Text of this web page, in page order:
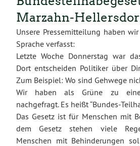
Marzahn-
Unsere Pressemitteilung haben
Sprache verfasst:
Letzte Woche Donnerstag war
Dort entscheiden Politiker über
Zum Beispiel: Wo sind Gehwege
Wir haben als Grüne zu
nachgefragt. Es heißt “Bundes-
Das Gesetz ist für Menschen mit
dem Gesetz stehen viele
Menschen mit Behinderungen